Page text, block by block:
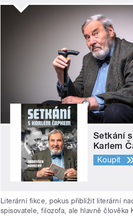
Setkání s
Karlem
Koupit
Literární fikce, pokus přiblížit literární
spisovatele, filozofa, ale hlavně člověka